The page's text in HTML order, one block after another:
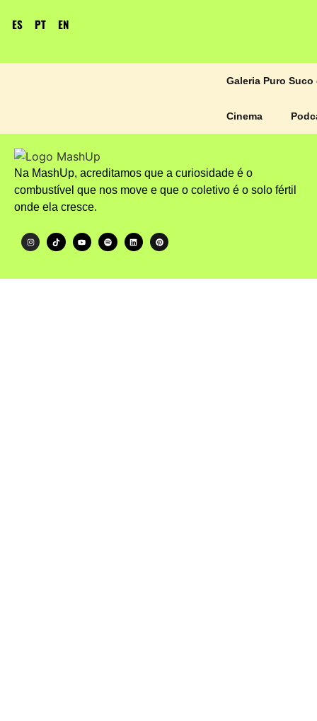
ES PT EN
Galeria Puro Suco
Cinema
Na MashUp, acreditamos que a curiosidade é o
combustível que nos move e que o coletivo é o solo fértil
onde ela cresce.